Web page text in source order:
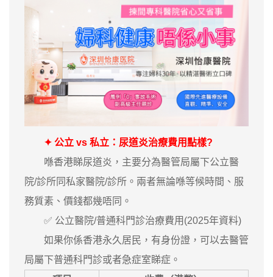
✦ 公立 vs 私立：尿道炎治療費用點樣?
喺香港睇尿道炎，主要分為醫管局屬下公立醫
院/診所同私家醫院/診所。兩者無論喺等候時間、服
務質素、價錢都幾唔同。
✅ 公立醫院/普通科門診治療費用(2025年資料)
如果你係香港永久居民，有身份證，可以去醫管
局屬下普通科門診或者急症室睇症。